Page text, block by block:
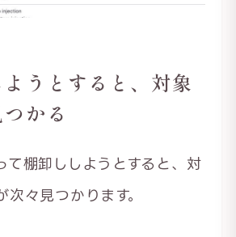
うとすると、対象
かる
て棚卸ししようとすると、対
次々見つかります。